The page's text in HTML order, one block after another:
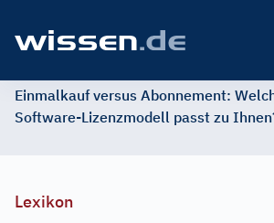
Einmalkauf versus Abonnement:
Software-Lizenzmodell passt zu
Lexikon